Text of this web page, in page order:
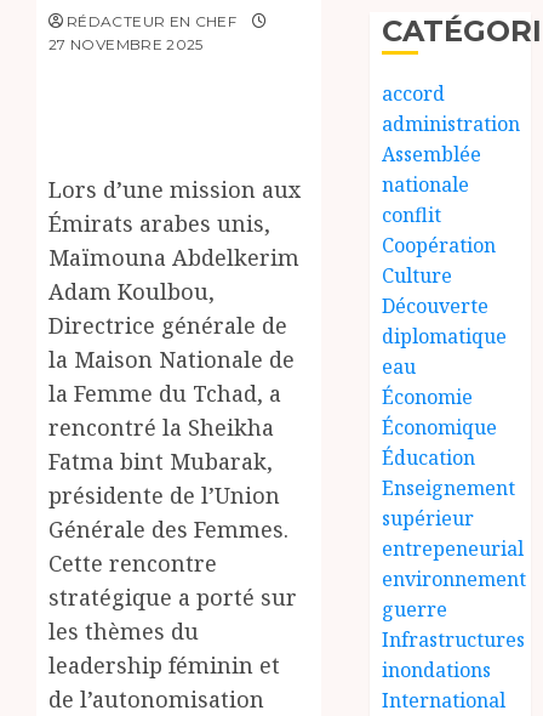
RÉDACTEUR EN CHEF
27 NOVEMBRE 2025
Lors d’une mission aux
Émirats arabes unis,
Maïmouna Abdelkerim
Adam Koulbou,
Directrice générale de
la Maison Nationale de
la Femme du Tchad, a
rencontré la Sheikha
Fatma bint Mubarak,
présidente de l’Union
Générale des Femmes.
Cette rencontre
stratégique a porté sur
les thèmes du
leadership féminin et
de l’autonomisation
accord
administration
Assemblée
nationale
conflit
Coopération
Culture
Découverte
diplomatique
eau
Économie
Économique
Éducation
Enseignement
supérieur
entrepeneurial
environnement
guerre
Infrastructures
inondations
International